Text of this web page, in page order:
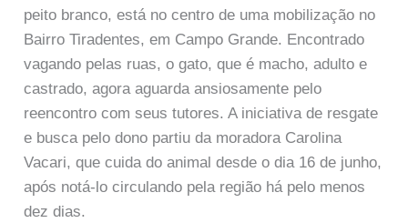
peito branco, está no centro de uma mobilização no
Bairro Tiradentes, em Campo Grande. Encontrado
vagando pelas ruas, o gato, que é macho, adulto e
castrado, agora aguarda ansiosamente pelo
reencontro com seus tutores. A iniciativa de resgate
e busca pelo dono partiu da moradora Carolina
Vacari, que cuida do animal desde o dia 16 de junho,
após notá-lo circulando pela região há pelo menos
dez dias.